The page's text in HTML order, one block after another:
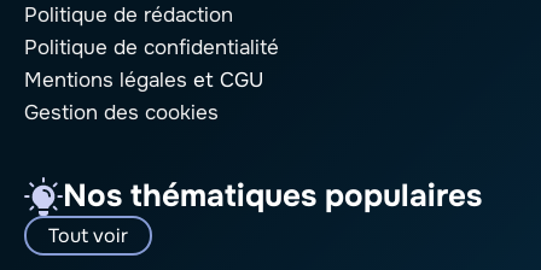
Politique de rédaction
Politique de confidentialité
Mentions légales et CGU
Gestion des cookies
Nos thématiques populaires
Tout voir